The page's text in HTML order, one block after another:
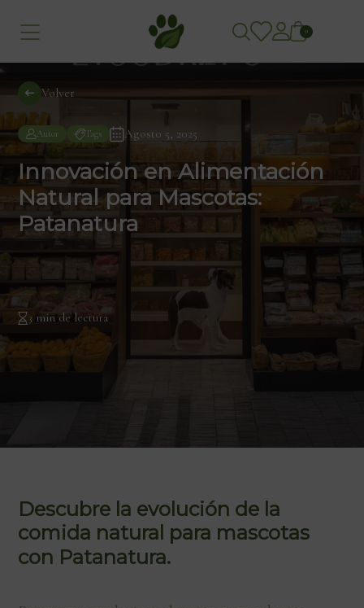
0
Volver
Autor Tags Agosto 5, 2025
Innovación en Alimentación
Natural para Mascotas:
Patanatura
3 min de lectura
Descubre la evolución de la
comida natural para mascotas
con Patanatura.